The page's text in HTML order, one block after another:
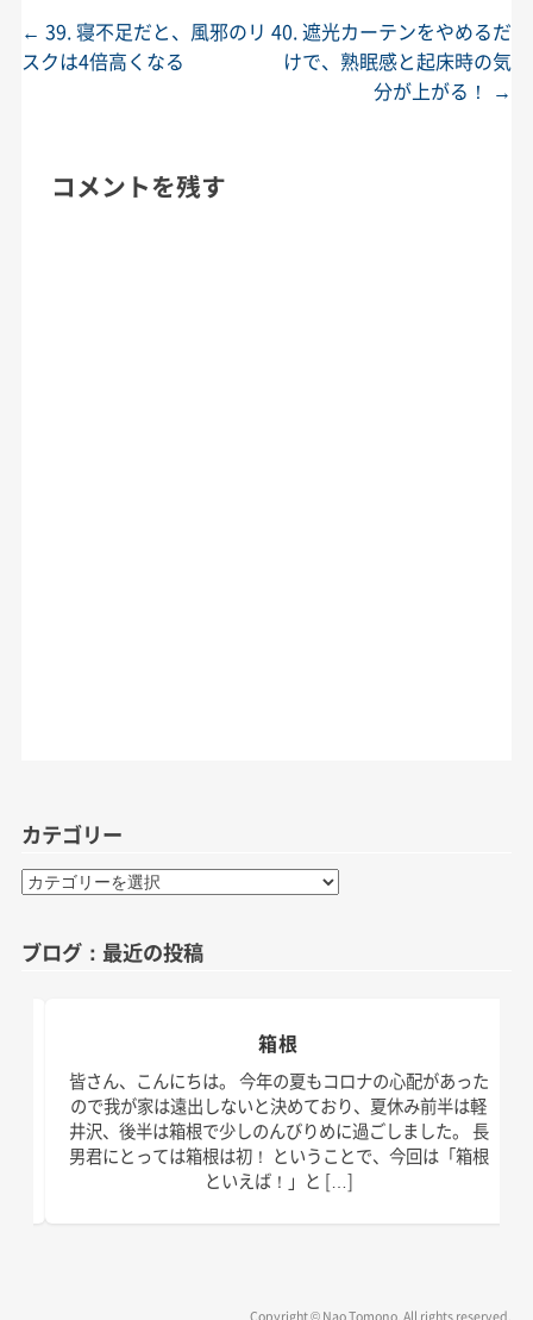
投稿ナビゲーション
← 39. 寝不足だと、風邪のリ
スクは4倍高くなる
40. 遮光カーテンをやめるだ
けで、熟眠感と起床時の気
分が上がる！ →
コメントを残す
カテゴリー
カ
リ
ブログ：最近の投稿
箱根
皆さん、こんにちは。 今年の夏もコロナの心配があった
ので我が家は遠出しないと決めており、夏休み前半は軽
井沢、後半は箱根で少しのんびりめに過ごしました。 長
男君にとっては箱根は初！ ということで、今回は「箱根
といえば！」と […]
Copyright © Nao Tomono. All rights reserved.